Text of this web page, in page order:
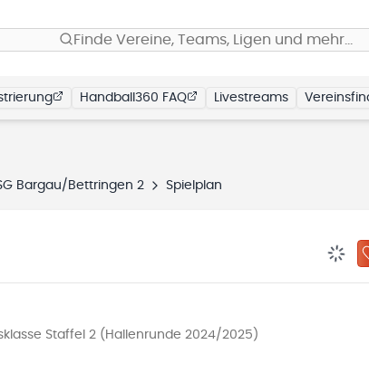
Finde Vereine, Teams, Ligen und mehr…
Handball360 FAQ Livestreams
Bargau/Bettringen 2 Spielplan
Staffel 2 (Hallenrunde 2024/2025)